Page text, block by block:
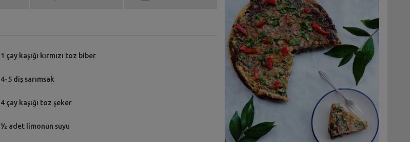
1 çay kaşığı kırmızı toz biber
4-5 diş sarımsak
4 çay kaşığı toz şeker
½ adet limonun suyu